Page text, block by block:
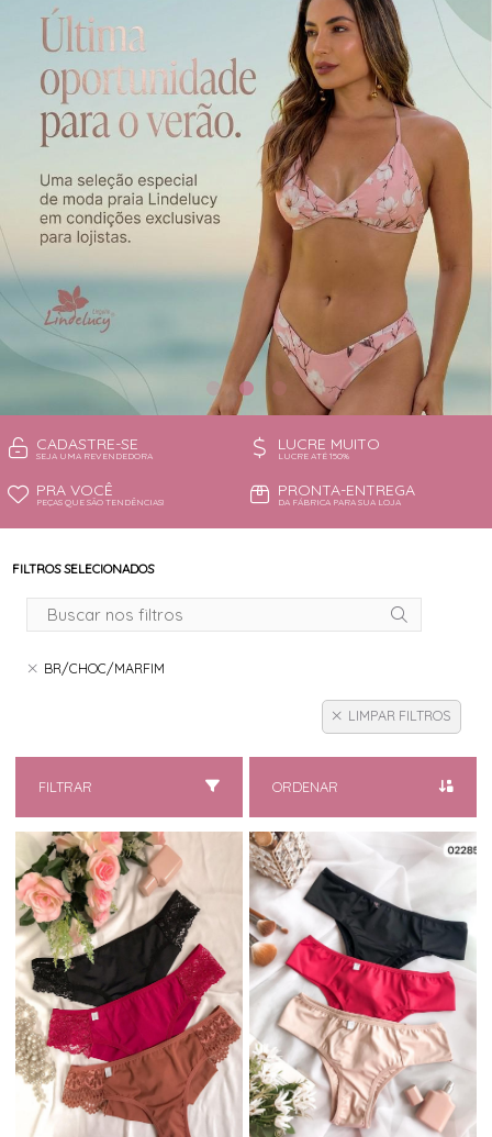
CONJUNTO
CONJUNTO BIQUÍNI
PIJAMA DE VERÃO
ROBE
TOP
TODOS DE OUTLET
CADASTRE-SE
SEJA UMA REVENDEDORA
LUCRE MUITO
LUCRE ATÉ 150%
PRA VOCÊ
PEÇAS QUE SÃO TENDÊNCIAS!
PRONTA-ENTREGA
DA FÁBRICA PARA SUA LOJA
FILTROS SELECIONADOS
BR/CHOC/MARFIM
LIMPAR FILTROS
FILTRAR ORDENAR